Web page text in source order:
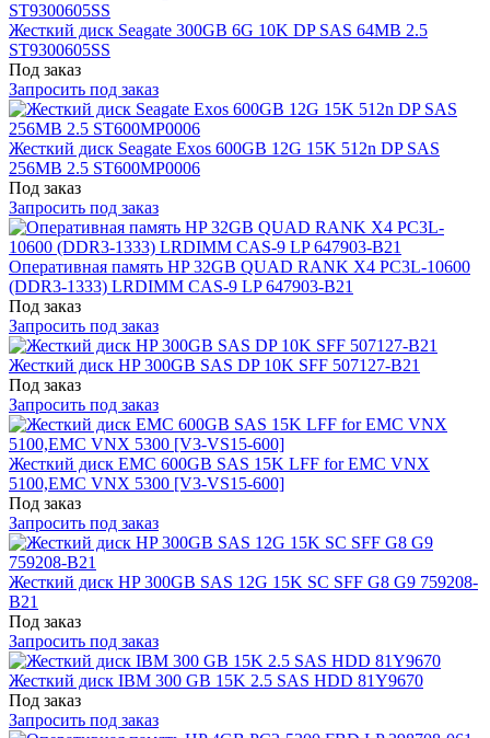
Жесткий диск Seagate 300GB 6G 10K DP SAS 64MB 2.5
ST9300605SS
Под заказ
Запросить под заказ
Жесткий диск Seagate Exos 600GB 12G 15K 512n DP SAS
256MB 2.5 ST600MP0006
Под заказ
Запросить под заказ
Оперативная память HP 32GB QUAD RANK X4 PC3L-10600
(DDR3-1333) LRDIMM CAS-9 LP 647903-B21
Под заказ
Запросить под заказ
Жесткий диск HP 300GB SAS DP 10K SFF 507127-B21
Под заказ
Запросить под заказ
Жесткий диск EMC 600GB SAS 15K LFF for EMC VNX
5100,EMC VNX 5300 [V3-VS15-600]
Под заказ
Запросить под заказ
Жесткий диск HP 300GB SAS 12G 15K SC SFF G8 G9 759208-
B21
Под заказ
Запросить под заказ
Жесткий диск IBM 300 GB 15K 2.5 SAS HDD 81Y9670
Под заказ
Запросить под заказ